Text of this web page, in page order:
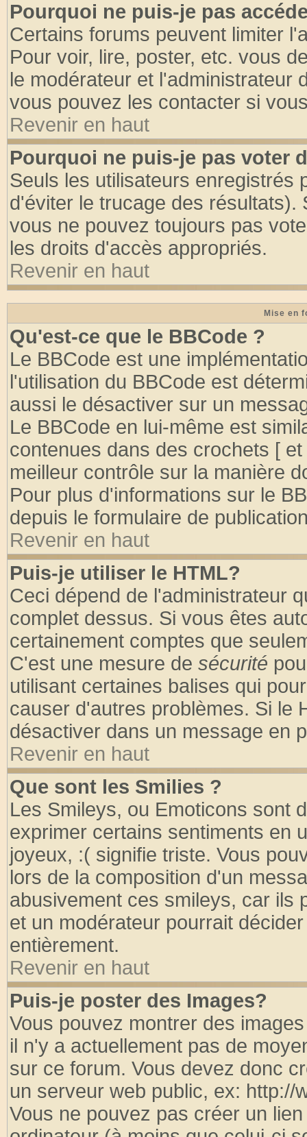
Pourquoi ne puis-je pas
Certains forums peuvent limiter
Pour voir, lire, poster, etc. vous
le modérateur et l'administrateur
vous pouvez les contacter si
Revenir en haut
Pourquoi ne puis-je pas voter
Seuls les utilisateurs enregistrés
d'éviter le trucage des
vous ne pouvez toujours pas
les droits d'accès appropriés.
Revenir en haut
Mise en
Qu'est-ce que le BBCode ?
Le BBCode est une
l'utilisation du BBCode est
aussi le désactiver sur un
Le BBCode en lui-même est
contenues dans des crochets [
meilleur contrôle sur la manière
Pour plus d'informations sur le
depuis le formulaire de
Revenir en haut
Puis-je utiliser le HTML?
Ceci dépend de l'administrateur
complet dessus. Si vous êtes
certainement comptes que
C'est une mesure de sécurité
utilisant certaines balises qui
causer d'autres problèmes. Si le
désactiver dans un message en
Revenir en haut
Que sont les Smilies ?
Les Smileys, ou Emoticons sont
exprimer certains sentiments en
joyeux, :( signifie triste. Vous
lors de la composition d'un
abusivement ces smileys, car ils
et un modérateur pourrait
entièrement.
Revenir en haut
Puis-je poster des Images?
Vous pouvez montrer des
il n'y a actuellement pas de
sur ce forum. Vous devez donc
un serveur web public, ex: http://
Vous ne pouvez pas créer un